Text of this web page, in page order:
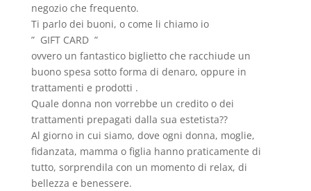
negozio che frequento.
Ti parlo dei buoni, o come li chiamo io
” GIFT CARD ”
ovvero un fantastico biglietto che racchiude un
buono spesa sotto forma di denaro, oppure in
trattamenti e prodotti .
Quale donna non vorrebbe un credito o dei
trattamenti prepagati dalla sua estetista??
Al giorno in cui siamo, dove ogni donna, moglie,
fidanzata, mamma o figlia hanno praticamente di
tutto, sorprendila con un momento di relax, di
bellezza e benessere.